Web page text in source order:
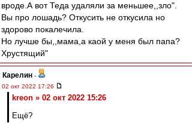
вроде.А вот Теда удаляли за меньшее,,зло".
Вы про лошадь? Откусить не откусила но
здорово покалечила.
Но лучше бы,,мама,а каой у меня был папа?
Хрустящий"
Карелин -
02 окт 2022 17:26
kreon » 02 окт 2022 15:26
Ещё?